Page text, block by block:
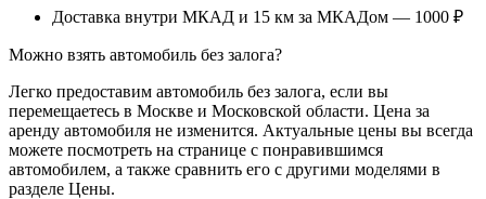
Доставка внутри МКАД и 15 км за МКАДом — 1000 ₽
Можно взять автомобиль без залога?
Легко предоставим автомобиль без залога, если вы
перемещаетесь в Москве и Московской области. Цена за
аренду автомобиля не изменится. Актуальные цены вы всегда
можете посмотреть на странице с понравившимся
автомобилем, а также сравнить его с другими моделями в
разделе Цены.